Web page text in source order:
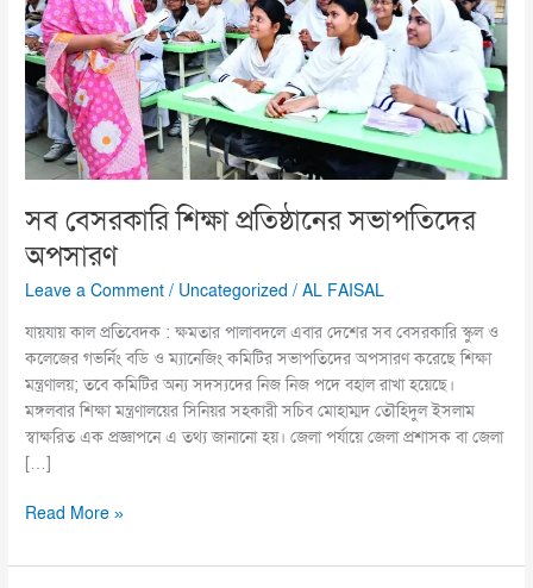
সব বেসরকারি শিক্ষা প্রতিষ্ঠানের সভাপতিদের
অপসারণ
Leave a Comment / Uncategorized /AL FAISAL
যায়যায় কাল প্রতিবেদক : ক্ষমতার পালাবদলে এবার দেশের সব বেসরকারি স্কুল ও
কলেজের গভর্নিং বডি ও ম্যানেজিং কমিটির সভাপতিদের অপসারণ করেছে শিক্ষা
মন্ত্রণালয়; তবে কমিটির অন্য সদস্যদের নিজ নিজ পদে বহাল রাখা হয়েছে।
মঙ্গলবার শিক্ষা মন্ত্রণালয়ের সিনিয়র সহকারী সচিব মোহাম্মদ তৌহিদুল ইসলাম
স্বাক্ষরিত এক প্রজ্ঞাপনে এ তথ্য জানানো হয়। জেলা পর্যায়ে জেলা প্রশাসক বা জেলা
[…]
সভাপতিদের
অপসারণ
Read More »